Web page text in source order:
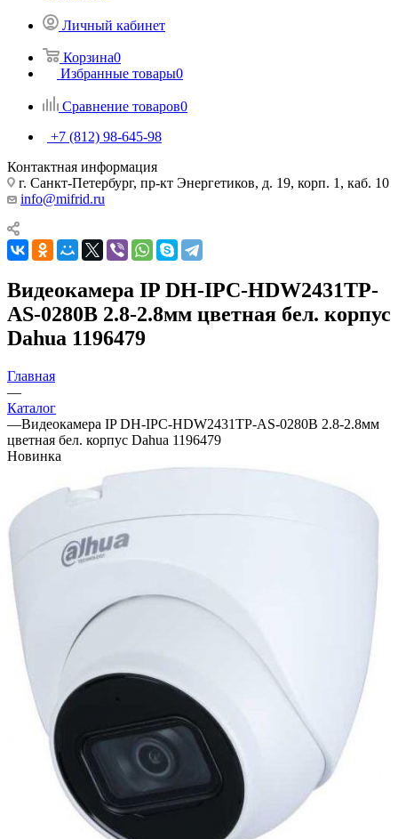
Личный кабинет
Корзина0
Избранные товары0
Сравнение товаров0
+7 (812) 98-645-98
Контактная информация
г. Санкт-Петербург, пр-кт Энергетиков, д. 19, корп. 1, каб. 10
info@mifrid.ru
Видеокамера IP DH-IPC-HDW2431TP-
AS-0280B 2.8-2.8мм цветная бел. корпус
Dahua 1196479
Главная
—
Каталог
—Видеокамера IP DH-IPC-HDW2431TP-AS-0280B 2.8-2.8мм
цветная бел. корпус Dahua 1196479
Новинка